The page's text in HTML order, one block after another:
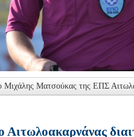
Μιχάλης Ματσούκας της ΕΠΣ